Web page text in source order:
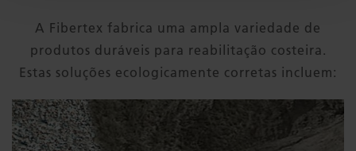
A Fibertex fabrica uma ampla variedade de
produtos duráveis para reabilitação costeira.
Estas soluções ecologicamente corretas incluem: